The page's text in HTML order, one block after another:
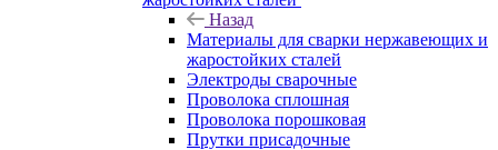
Назад
Материалы для сварки нержавеющих и
жаростойких сталей
Электроды сварочные
Проволока сплошная
Проволока порошковая
Прутки присадочные